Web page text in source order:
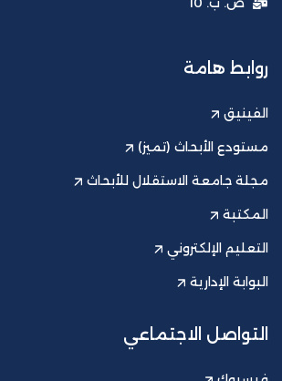
روابط هامة
الفينيق
مستودع الأبحاث (تميز)
مجلة جامعة الاستقلال للأبحاث
المكتبة
التعليم الإلكتروني
البوابة الإدارية
التواصل الاجتماعي